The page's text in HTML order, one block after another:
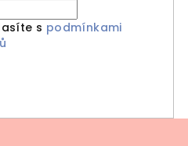
s podmínkami